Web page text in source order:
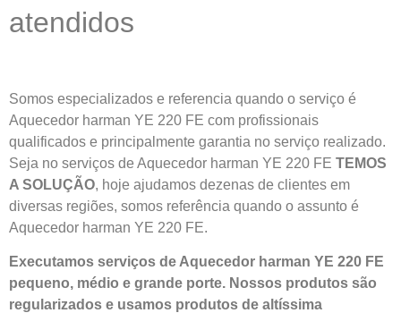
atendidos
Somos especializados e referencia quando o serviço é
Aquecedor harman YE 220 FE com profissionais
qualificados e principalmente garantia no serviço realizado.
Seja no serviços de Aquecedor harman YE 220 FE TEMOS
A SOLUÇÃO, hoje ajudamos dezenas de clientes em
diversas regiões, somos referência quando o assunto é
Aquecedor harman YE 220 FE.
Executamos serviços de Aquecedor harman YE 220 FE
pequeno, médio e grande porte. Nossos produtos são
regularizados e usamos produtos de altíssima